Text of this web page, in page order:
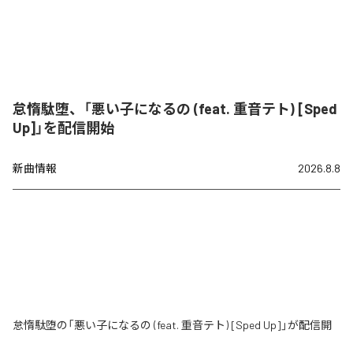
怠惰駄堕、「悪い子になるの (feat. 重音テト) [Sped
Up]」を配信開始
新曲情報 2026.8.8
怠惰駄堕の「悪い子になるの (feat. 重音テト) [Sped Up]」が配信開